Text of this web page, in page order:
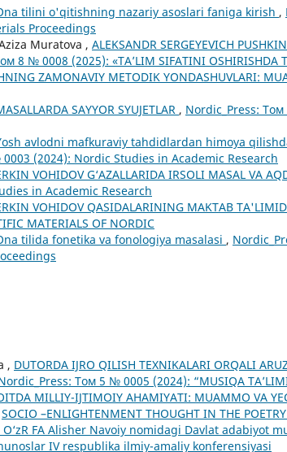
tilini o'qitishning nazariy asoslari faniga kirish ,
Proceedings
Muratova , ALEKSANDR SERGEYEVICH
8 № 0008 (2025): «TA’LIM SIFATINI OSHIRISHDA
ZAMONAVIY METODIK YONDASHUVLARI:
SAYYOR SYUJETLAR , Nordic_Press:
avlodni mafkuraviy tahdidlardan himoya
(2024): Nordic Studies in Academic Research
VOHIDOV G‘AZALLARIDA IRSOLI MASAL VA
in Academic Research
VOHIDOV QASIDALARINING MAKTAB
MATERIALS OF NORDIC
tilida fonetika va fonologiya masalasi ,
, DUTORDA IJRO QILISH TEXNIKALARI ORQALI
Том 5 № 0005 (2024): “MUSIQA
MILLIY-IJTIMOIY AHAMIYATI: MUAMMO VA
SOCIO –ENLIGHTENMENT THOUGHT IN THE
FA Alisher Navoiy nomidagi Davlat adabiyot
IV respublika ilmiy-amaliy konferensiyasi